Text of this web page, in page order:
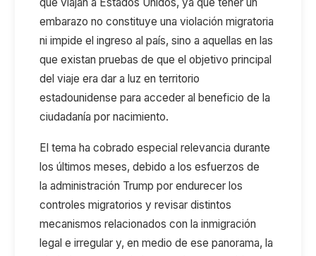
embarazo no constituye una violación migratoria
ni impide el ingreso al país, sino a aquellas en las
que existan pruebas de que el objetivo principal
del viaje era dar a luz en territorio
estadounidense para acceder al beneficio de la
ciudadanía por nacimiento.
El tema ha cobrado especial relevancia durante
los últimos meses, debido a los esfuerzos de
la administración Trump por endurecer los
controles migratorios y revisar distintos
mecanismos relacionados con la inmigración
legal e irregular y, en medio de ese panorama, la